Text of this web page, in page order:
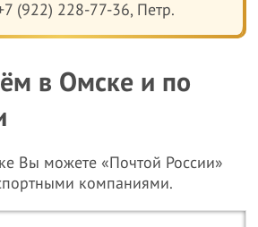
(922) 228-77-36, Петр.
в Омске и по
Вы можете «Почтой России»
компаниями.